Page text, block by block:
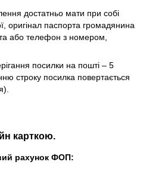
достатньо мати при собі
оригінал паспорта громадянина
або телефон з номером,
посилки на пошті – 5
строку посилка повертається
карткою.
рахунок ФОП: